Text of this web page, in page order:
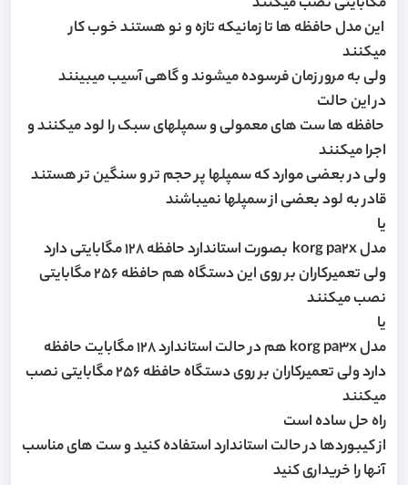
این مدل حافظه ها تا زمانیکه تازه و نو هستند خوب کار
میکنند
ولی به مرور زمان فرسوده میشوند و گاهی آسیب میبینند
در این حالت
حافظه ها ست های معمولی و سمپلهای سبک را لود میکنند و
اجرا میکنند
ولی در بعضی موارد که سمپلها پر حجم تر و سنگین تر هستند
قادر به لود بعضی از سمپلها نمیباشند
یا
مدل korg pa2x بصورت استاندارد حافظه 128 مگابایتی دارد
ولی تعمیرکاران بر روی این دستگاه هم حافظه 256 مگابایتی
نصب میکنند
یا
مدل korg pa3x هم در حالت استاندارد 128 مگابایت حافظه
دارد ولی تعمیرکاران بر روی دستگاه حافظه 256 مگابایتی نصب
میکنند
راه حل ساده است
از کیبوردها در حالت استاندارد استفاده کنید و ست های مناسب
آنها را خریداری کنید